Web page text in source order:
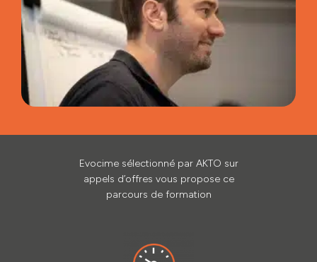
Evocime sélectionné par AKTO sur
appels d’offres vous propose ce
parcours de formation